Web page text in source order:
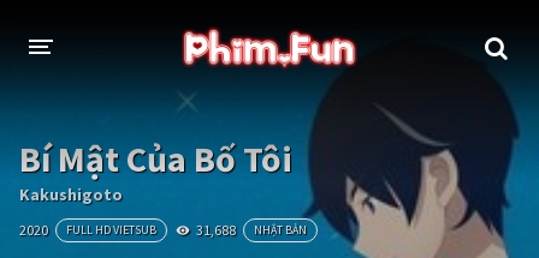
THỂ LOẠI
Thần thoại - Cổ trang Hành động
Tâm lý Chiến tranh
Bí Mật Của Bố Tôi
Kakushigoto
2020 FULL HD VIETSUB 31,688 NHẬT BẢN